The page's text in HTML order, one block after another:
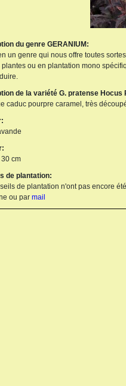
du genre GERANIUM:
un genre qui nous offre toutes
plantes ou en plantation mono
de la variété G. pratense Hocus
caduc pourpre caramel, très
cm
de plantation:
de plantation n'ont pas encore
ou par mail